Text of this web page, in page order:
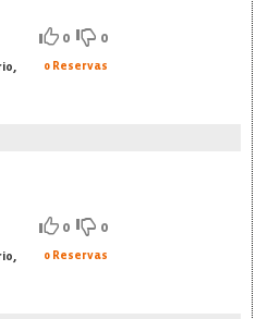
0 0
0 Reservas
0 0
0 Reservas